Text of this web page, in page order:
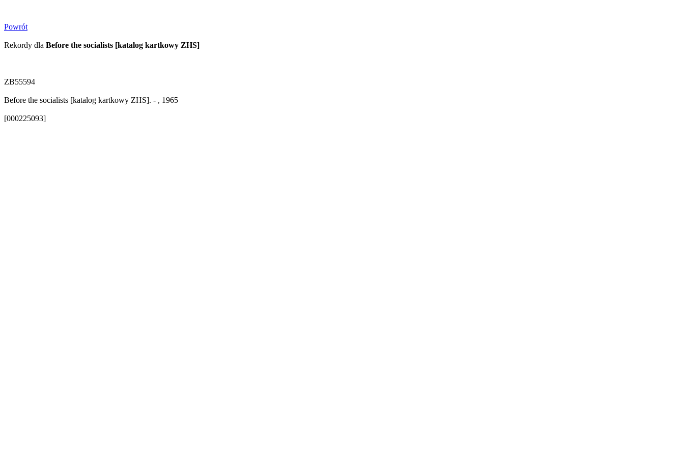
Powrót
Rekordy dla Before the socialists [katalog kartkowy ZHS]
ZB55594
Before the socialists [katalog kartkowy ZHS]. - , 1965
[000225093]